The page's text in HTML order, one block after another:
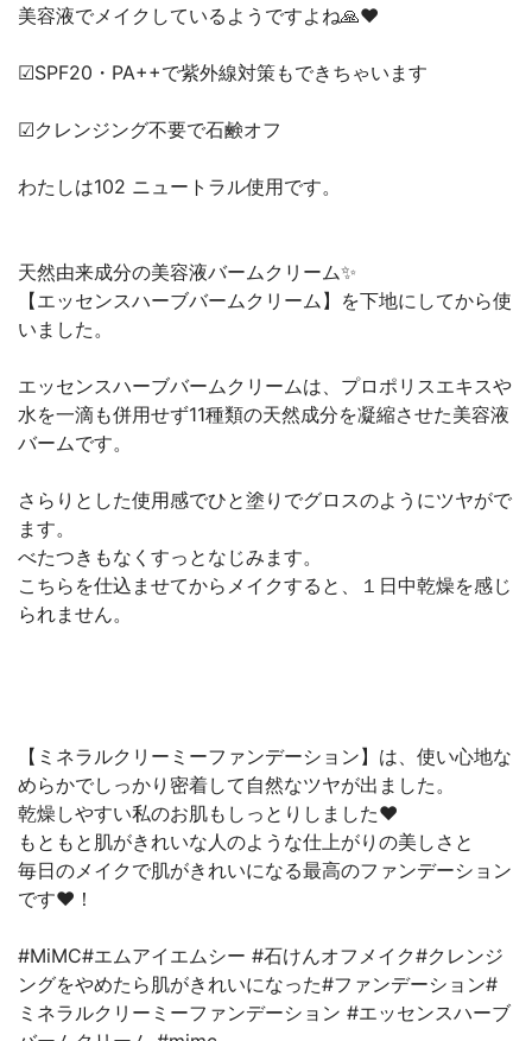
美容液でメイクしているようですよね🙏❤️
☑SPF20・PA++で紫外線対策もできちゃいます
☑クレンジング不要で石鹸オフ
わたしは102 ニュートラル使用です。
天然由来成分の美容液バームクリーム✨
【エッセンスハーブバームクリーム】を下地にしてから使
いました。
エッセンスハーブバームクリームは、プロポリスエキスや
水を一滴も併用せず11種類の天然成分を凝縮させた美容液
バームです。
さらりとした使用感でひと塗りでグロスのようにツヤがで
ます。
べたつきもなくすっとなじみます。
こちらを仕込ませてからメイクすると、１日中乾燥を感じ
られません。
【ミネラルクリーミーファンデーション】は、使い心地な
めらかでしっかり密着して自然なツヤが出ました。
乾燥しやすい私のお肌もしっとりしました❤︎
もともと肌がきれいな人のような仕上がりの美しさと
毎日のメイクで肌がきれいになる最高のファンデーション
です❤️！
#MiMC#エムアイエムシー #石けんオフメイク#クレンジ
ングをやめたら肌がきれいになった#ファンデーション#
ミネラルクリーミーファンデーション #エッセンスハーブ